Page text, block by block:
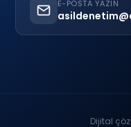
E-POSTA YAZIN
Dijital